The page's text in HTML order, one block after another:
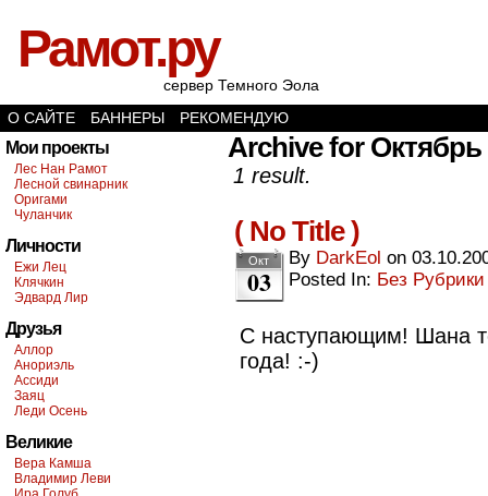
Рамот.ру
сервер Темного Эола
О САЙТЕ
БАННЕРЫ РЕКОМЕНДУЮ
Мои проекты
Лес Нан Рамот
Лесной свинарник
Оригами
Чуланчик
Личности
Ежи Лец
Клячкин
Эдвард Лир
Друзья
Аллор
Анориэль
Ассиди
Заяц
Леди Осень
Великие
Вера Камша
Владимир Леви
Archive for Октябрь
1 result.
( No Title )
Окт
03
By DarkEol on
Posted In: Без Рубрики
С наступающим! Шана
года! :-)